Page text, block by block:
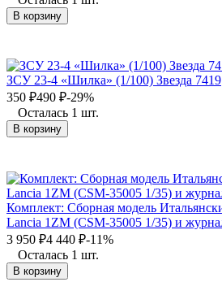
В корзину
ЗСУ 23-4 «Шилка» (1/100) Звезда 7419
350 ₽490 ₽-29%
Осталась 1 шт.
В корзину
Комплект: Cборная модель
Lancia 1ZM (CSM-35005 1/35) и
3 950 ₽4 440 ₽-11%
Осталась 1 шт.
В корзину